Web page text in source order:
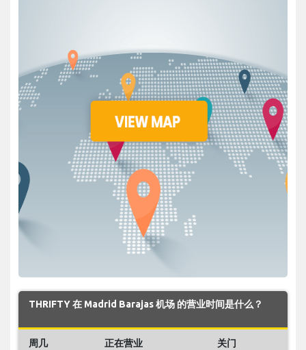
THRIFTY 在 Madrid Barajas 机场 的营业时间是什么？
周几 正在营业 关门